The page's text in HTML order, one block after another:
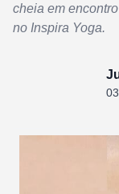
cheia em
no Inspira Yoga.